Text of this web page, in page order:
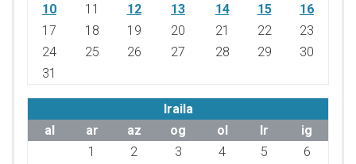
10
11 12 13 14 15
16
17
18 19 20 21 22
23
24
25 26 27 28 29
30
31
Iraila
al
ar az og ol lr
ig
1
2 3 4 5
6